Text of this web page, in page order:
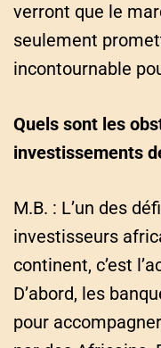
verront que le
seulement
incontournable
Quels sont les
investissements
M.B. : L’un des
investisseurs
continent, c’est
D’abord, les
pour